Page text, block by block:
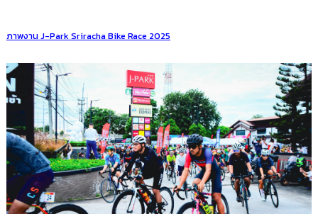
ภาพงาน J-Park Sriracha Bike Race 2025